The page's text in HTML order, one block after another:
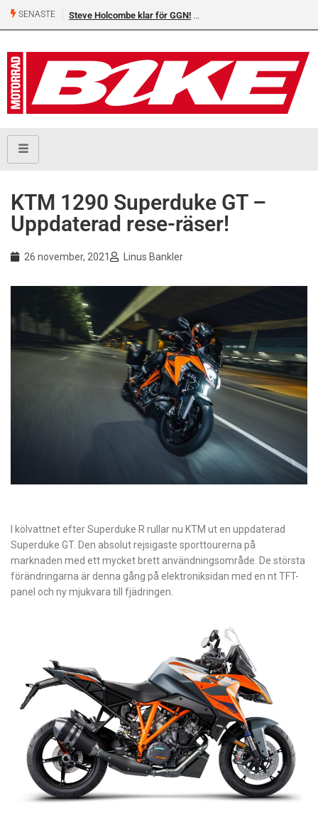
SENASTE Steve Holcombe klar för GGN!
KTM 1290 Superduke GT –
Uppdaterad rese-räser!
26 november, 2021 Linus Bankler
I kölvattnet efter Superduke R rullar nu KTM ut en uppdaterad
Superduke GT. Den absolut rejsigaste sporttourerna på
marknaden med ett mycket brett användningsområde. De största
förändringarna är denna gång på elektroniksidan med en nt TFT-
panel och ny mjukvara till fjädringen.